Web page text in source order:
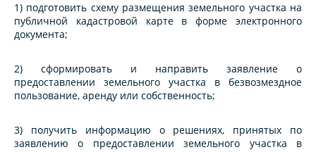
1) подготовить схему размещения земельного участка на
публичной кадастровой карте в форме электронного
документа;
2) сформировать и направить заявление о
предоставлении земельного участка в безвозмездное
пользование, аренду или собственность;
3) получить информацию о решениях, принятых по
заявлению о предоставлении земельного участка в